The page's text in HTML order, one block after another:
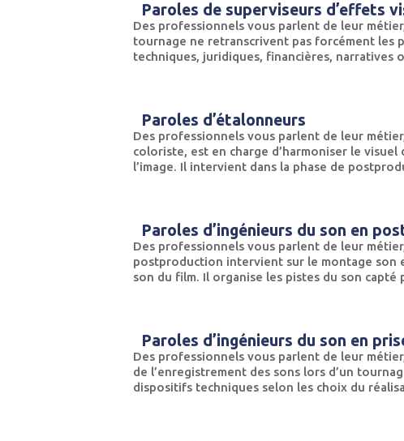
Paroles de superviseurs d’effets
Des professionnels vous parlent de leur
tournage ne retranscrivent pas forcément les
techniques, juridiques, financières, narratives
Paroles d’étalonneurs
Des professionnels vous parlent de leur
coloriste, est en charge d’harmoniser le
l’image. Il intervient dans la phase de
Paroles d’ingénieurs du son en
Des professionnels vous parlent de leur
postproduction intervient sur le montage son
son du film. Il organise les pistes du son capté
Paroles d’ingénieurs du son en
Des professionnels vous parlent de leur
de l’enregistrement des sons lors d’un
dispositifs techniques selon les choix du